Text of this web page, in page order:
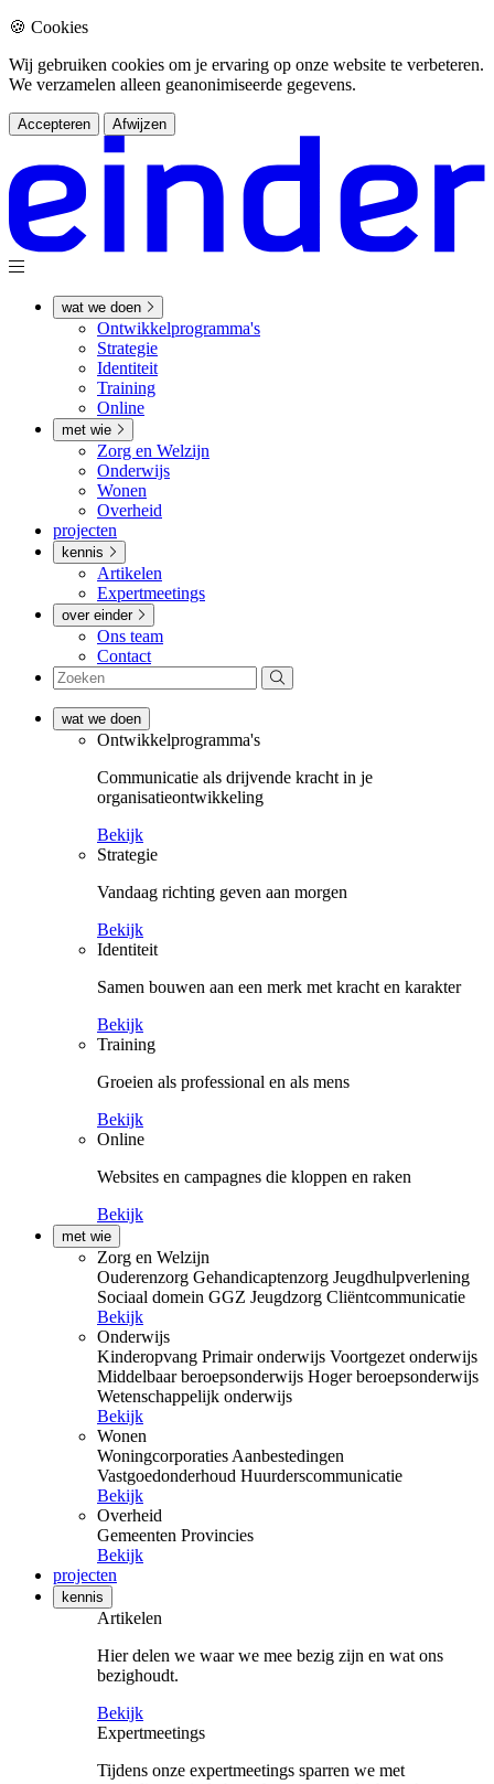
🍪 Cookies
Wij gebruiken cookies om je ervaring op onze website te verbeteren.
We verzamelen alleen geanonimiseerde gegevens.
Accepteren Afwijzen
wat we doen
Ontwikkel­­programma's
Strategie
Identiteit
Training
Online
met wie
Zorg en Welzijn
Onderwijs
Wonen
Overheid
projecten
kennis
Artikelen
Expertmeetings
over einder
Ons team
Contact
wat we doen
Ontwikkel­­programma's
Communicatie als drijvende kracht in je
organisatieontwikkeling
Bekijk
Strategie
Vandaag richting geven aan morgen
Bekijk
Identiteit
Samen bouwen aan een merk met kracht en karakter
Bekijk
Training
Groeien als professional en als mens
Bekijk
Online
Websites en campagnes die kloppen en raken
Bekijk
met wie
Zorg en Welzijn
Ouderenzorg Gehandicaptenzorg Jeugdhulpverlening
Sociaal domein GGZ Jeugdzorg Cliëntcommunicatie
Bekijk
Onderwijs
Kinderopvang Primair onderwijs Voortgezet onderwijs
Middelbaar beroepsonderwijs Hoger beroepsonderwijs
Wetenschappelijk onderwijs
Bekijk
Wonen
Woningcorporaties Aanbestedingen
Vastgoedonderhoud Huurderscommunicatie
Bekijk
Overheid
Gemeenten Provincies
Bekijk
projecten
kennis
Artikelen
Hier delen we waar we mee bezig zijn en wat ons
bezighoudt.
Bekijk
Expertmeetings
Tijdens onze expertmeetings sparren we met